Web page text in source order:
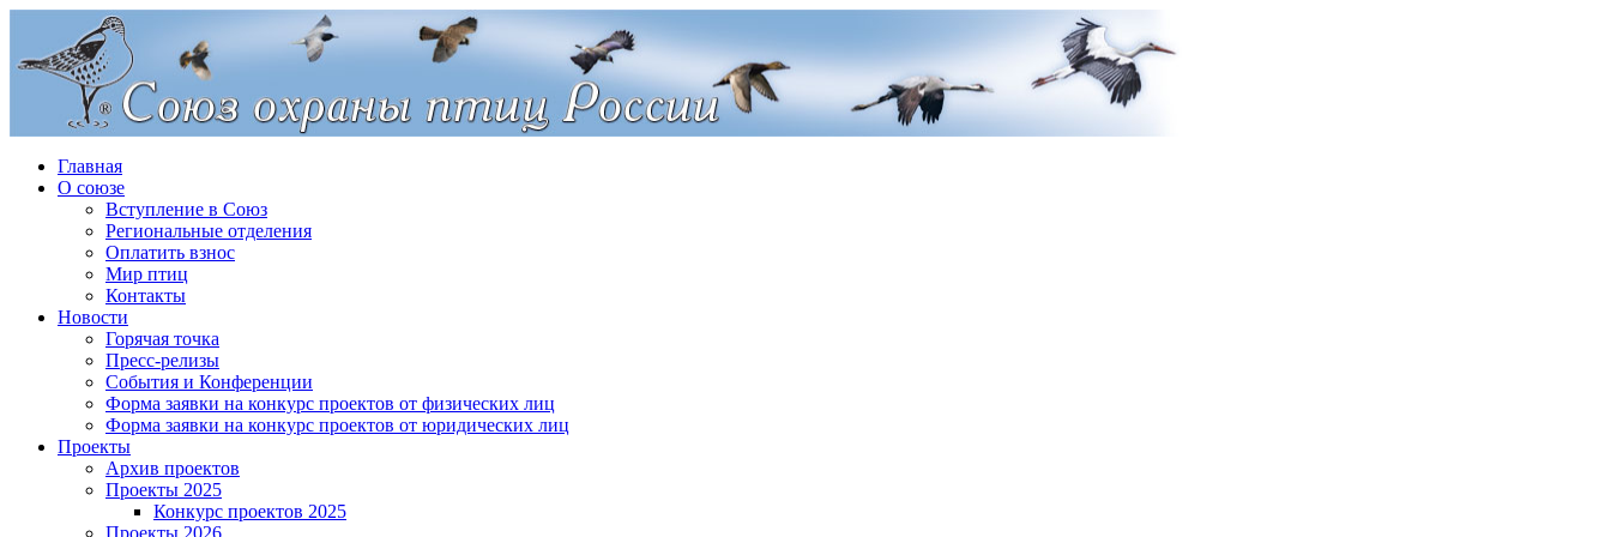
Главная
О союзе
Вступление в Союз
Региональные отделения
Оплатить взнос
Мир птиц
Контакты
Новости
Горячая точка
Пресс-релизы
События и Конференции
Форма заявки на конкурс проектов от физических лиц
Форма заявки на конкурс проектов от юридических лиц
Проекты
Архив проектов
Проекты 2025
Конкурс проектов 2025
Проекты 2026